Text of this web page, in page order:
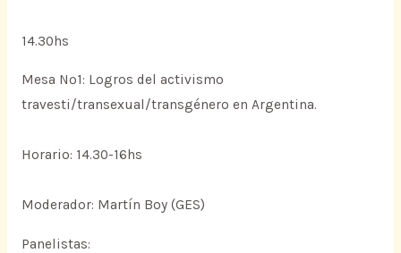
14.30hs
Mesa Nº1: Logros del activismo
travesti/transexual/transgénero en Argentina.
Horario: 14.30-16hs
Moderador: Martín Boy (GES)
Panelistas: